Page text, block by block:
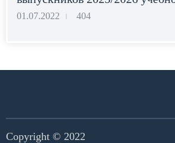
01.07.2022 | 404
Copyright © 2022